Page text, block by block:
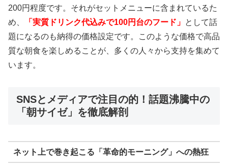
200円程度です。それがセットメニューに含まれているた
め、
「実質ドリンク代込みで100円台のフード」 として話
題になるのも納得の価格設定です。このような価格で高品
質な朝食を楽しめることが、多くの人々から支持を集めて
います。
SNSとメディアで注目の的！話題沸騰中の
「朝サイゼ」を徹底解剖
ネット上で巻き起こる「革命的モーニング」への熱狂